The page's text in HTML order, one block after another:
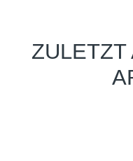
ZULETZT